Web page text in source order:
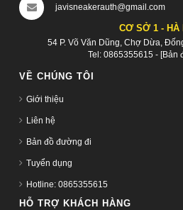
javisneakerauth@gmail.com
CƠ SỞ 1 - HÀ
54 P. Võ Văn Dũng, Chợ Dừa,
Tel: 0865355615 - [Bản
VỀ CHÚNG TÔI
Giới thiệu
Liên hệ
Bản đồ đường đi
Tuyển dụng
Hotline: 0865355615
HỖ TRỢ KHÁCH HÀNG